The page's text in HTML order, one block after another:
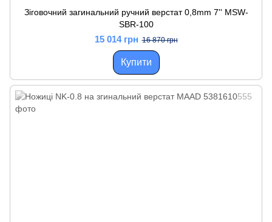
Зіговочний загинальний ручний верстат 0,8mm 7'' MSW-
SBR-100
15 014 грн 16 870 грн
Купити